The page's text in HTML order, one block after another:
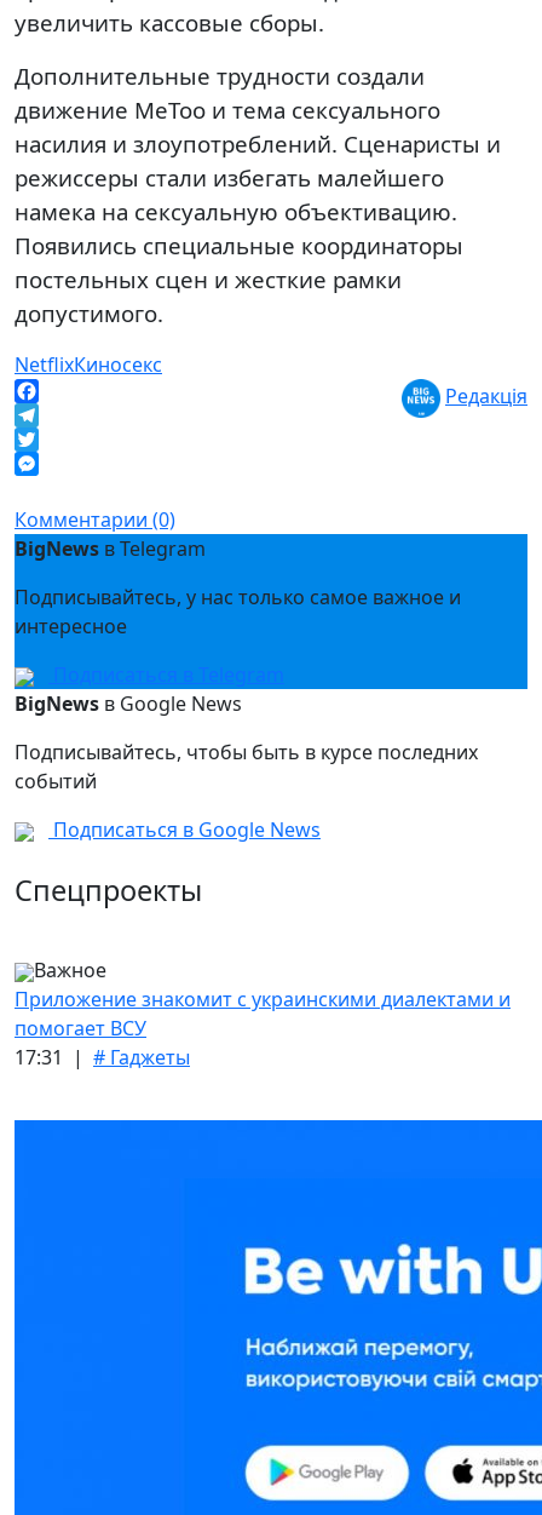
увеличить кассовые сборы.
Дополнительные трудности создали
движение MeToo и тема сексуального
насилия и злоупотреблений. Сценаристы и
режиссеры стали избегать малейшего
намека на сексуальную объективацию.
Появились специальные координаторы
постельных сцен и жесткие рамки
допустимого.
NetflixКиносекс
Facebook
Telegram
Twitter
Редакція
Комментарии (0)
BigNews в Telegram
Подписывайтесь, у нас только самое важное и
интересное
Подписаться в Telegram
BigNews в Google News
Подписывайтесь, чтобы быть в курсе последних
событий
Подписаться в Google News
Спецпроекты
Важное
Приложение знакомит с украинскими диалектами и
помогает ВСУ
17:31 | # Гаджеты